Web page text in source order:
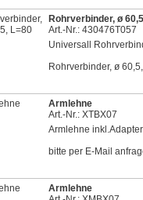
Rohrverbinder, ø
Art.-Nr.: 430476T057
Universall
Rohrverbinder, ø
Armlehne
Art.-Nr.: XTBX07
Armlehne
bitte per E-Mail
Armlehne